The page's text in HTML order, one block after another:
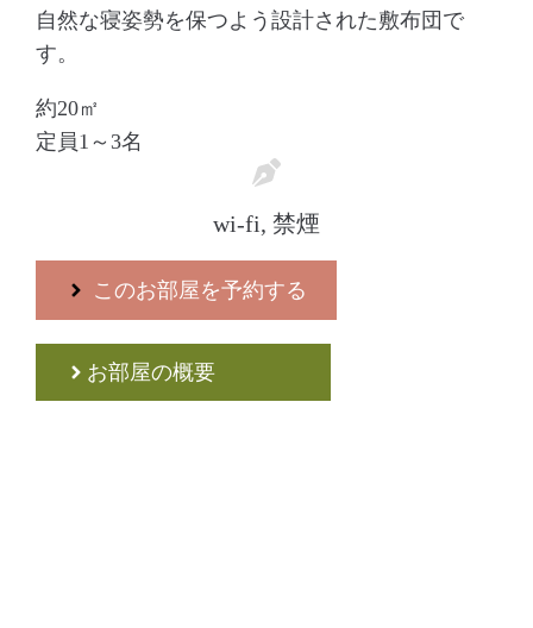
自然な寝姿勢を保つよう設計された敷布団で
す。
約20㎡
定員1～3名
wi-fi, 禁煙
このお部屋を予約する
お部屋の概要